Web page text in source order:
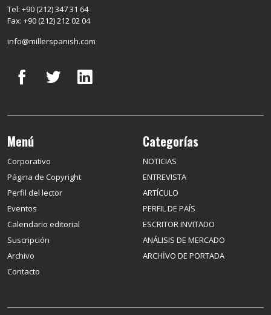
Tel: +90 (212) 347 31 64
Fax: +90 (212) 212 02 04
info@millerspanish.com
Menú
Corporativo
Página de Copyright
Perfil del lector
Eventos
Calendario editorial
Suscripción
Archivo
Contacto
Categorías
NOTICIAS
ENTREVISTA
ARTÍCULO
PERFIL DE PAÍS
ESCRITOR INVITADO
ANÁLISIS DE MERCADO
ARCHİVO DE PORTADA